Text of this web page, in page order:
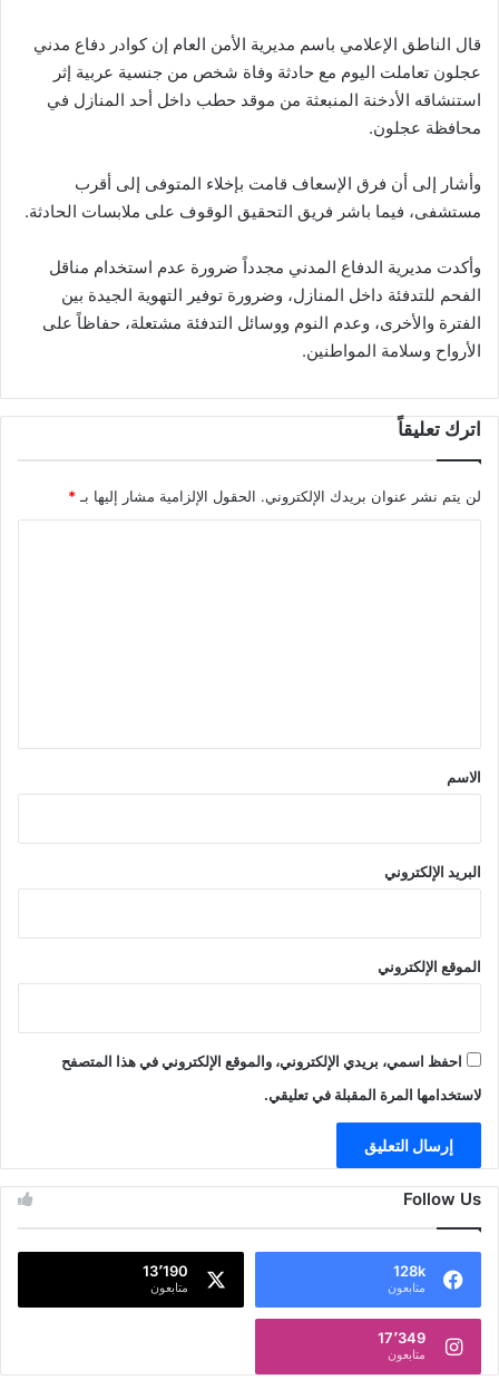
قال الناطق الإعلامي باسم مديرية الأمن العام إن كوادر دفاع مدني
عجلون تعاملت اليوم مع حادثة وفاة شخص من جنسية عربية إثر
استنشاقه الأدخنة المنبعثة من موقد حطب داخل أحد المنازل في
محافظة عجلون.
وأشار إلى أن فرق الإسعاف قامت بإخلاء المتوفى إلى أقرب
مستشفى، فيما باشر فريق التحقيق الوقوف على ملابسات الحادثة.
وأكدت مديرية الدفاع المدني مجدداً ضرورة عدم استخدام مناقل
الفحم للتدفئة داخل المنازل، وضرورة توفير التهوية الجيدة بين
الفترة والأخرى، وعدم النوم ووسائل التدفئة مشتعلة، حفاظاً على
الأرواح وسلامة المواطنين.
اترك تعليقاً
لن يتم نشر عنوان بريدك الإلكتروني. الحقول الإلزامية مشار إليها بـ *
*
الاسم
البريد الإلكتروني
الموقع الإلكتروني
احفظ اسمي، بريدي الإلكتروني، والموقع الإلكتروني في هذا المتصفح
لاستخدامها المرة المقبلة في تعليقي.
Follow Us
128k
متابعون
13٬190
متابعون
17٬349
متابعون